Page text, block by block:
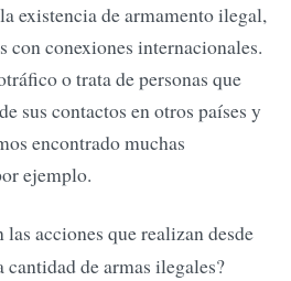
existencia de armamento ilegal,
con conexiones internacionales.
o trata de personas que
sus contactos en otros países y
encontrado muchas
ejemplo.
las acciones que realizan desde
de armas ilegales?